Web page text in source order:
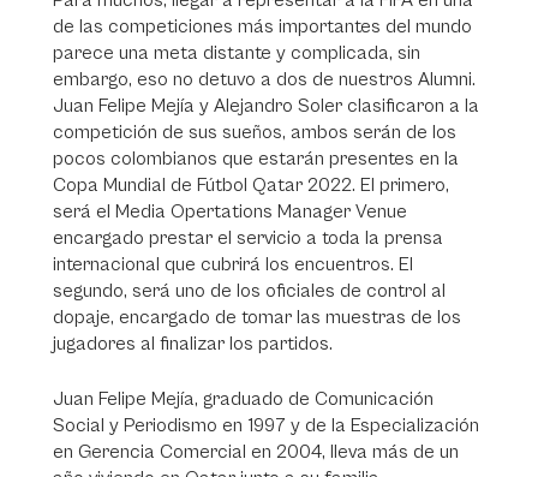
de las competiciones más importantes del mundo
parece una meta distante y complicada, sin
embargo, eso no detuvo a dos de nuestros Alumni.
Juan Felipe Mejía y Alejandro Soler clasificaron a la
competición de sus sueños, ambos serán de los
pocos colombianos que estarán presentes en la
Copa Mundial de Fútbol Qatar 2022. El primero,
será el Media Opertations Manager Venue
encargado prestar el servicio a toda la prensa
internacional que cubrirá los encuentros. El
segundo, será uno de los oficiales de control al
dopaje, encargado de tomar las muestras de los
jugadores al finalizar los partidos.
Juan Felipe Mejía, graduado de Comunicación
Social y Periodismo en 1997 y de la Especialización
en Gerencia Comercial en 2004, lleva más de un